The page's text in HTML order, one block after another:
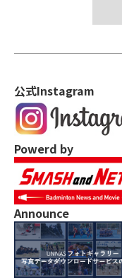
公式Instagram
Powerd by
Announce